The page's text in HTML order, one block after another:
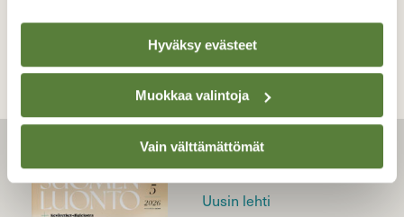
Hyväksy evästeet
Muokkaa valintoja
Vain välttämättömät
LEHTI
Uusin lehti